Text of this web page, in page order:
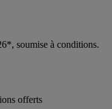
soumise à conditions.
offerts